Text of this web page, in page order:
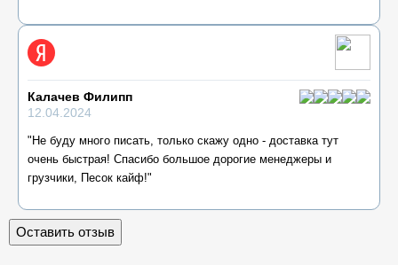
Калачев Филипп
12.04.2024
"Не буду много писать, только скажу одно - доставка тут
очень быстрая! Спасибо большое дорогие менеджеры и
грузчики, Песок кайф!"
Оставить отзыв